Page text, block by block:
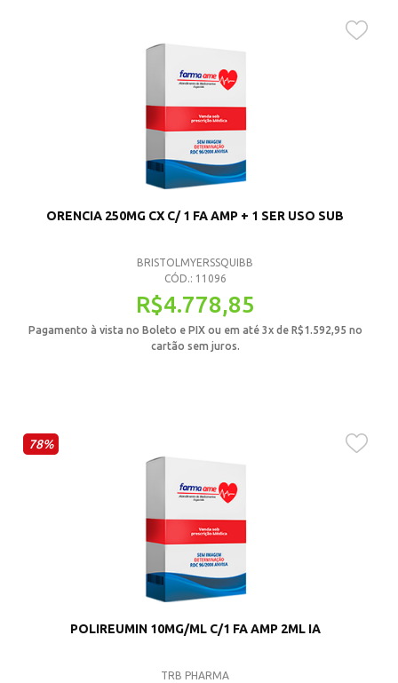
ORENCIA 250MG CX C/ 1 FA AMP + 1 SER USO SUB
BRISTOLMYERSSQUIBB
CÓD.: 11096
R$4.778,85
Pagamento à vista no Boleto e PIX ou em até 3x de R$1.592,95 no
cartão sem juros.
78%
POLIREUMIN 10MG/ML C/1 FA AMP 2ML IA
TRB PHARMA